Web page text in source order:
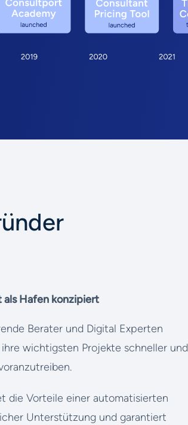
Hafen konzipiert
Berater und Digital Experten
wichtigsten Projekte schneller und
die Vorteile einer automatisierten
Unterstützung und garantiert